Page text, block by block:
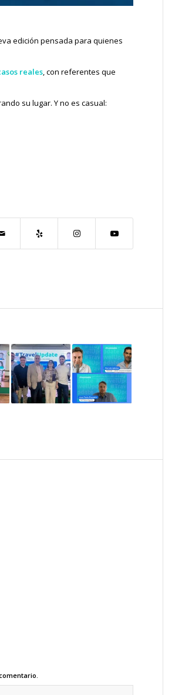
edición pensada para quienes
reales, con referentes que
su lugar. Y no es casual: